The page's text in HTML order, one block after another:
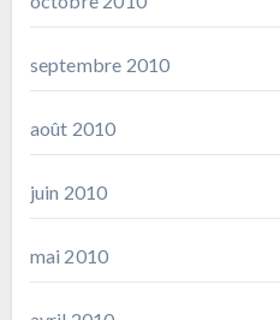
septembre 2010
août 2010
juin 2010
mai 2010